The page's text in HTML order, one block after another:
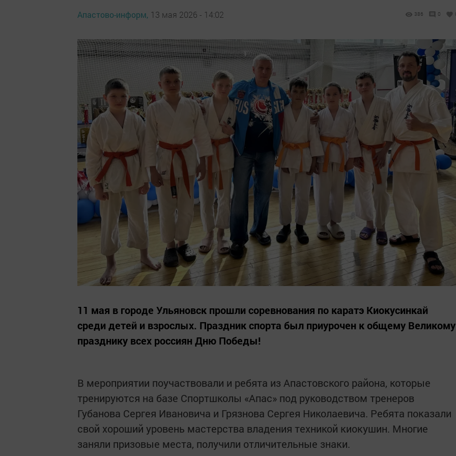
Апастово-информ, 13 мая 2026 - 14:02 386 0
11 мая в городе Ульяновск прошли соревнования по каратэ Киокусинкай
среди детей и взрослых. Праздник спорта был приурочен к общему Великому
празднику всех россиян Дню Победы!
В мероприятии поучаствовали и ребята из Апастовского района, которые
тренируются на базе Спортшколы «Апас» под руководством тренеров
Губанова Сергея Ивановича и Грязнова Сергея Николаевича. Ребята показали
свой хороший уровень мастерства владения техникой киокушин. Многие
заняли призовые места, получили отличительные знаки.